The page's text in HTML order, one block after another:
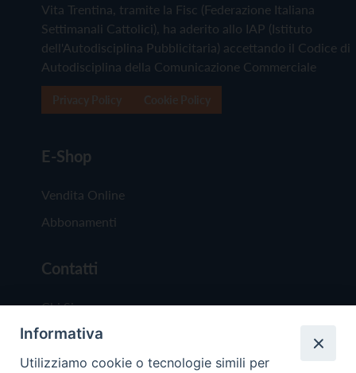
Vita Trentina, tramite la Fisc (Federazione Italiana
Settimanali Cattolici), ha aderito allo IAP (Istituto
dell'Autodisciplina Pubblicitaria) accettando il Codice di
Autodisciplina della Comunicazione Commerciale
E-Shop
Vendita Online
Abbonamenti
Contatti
Chi Siamo
Redazione
Scrivici
Informativa
Utilizziamo cookie o tecnologie simili per